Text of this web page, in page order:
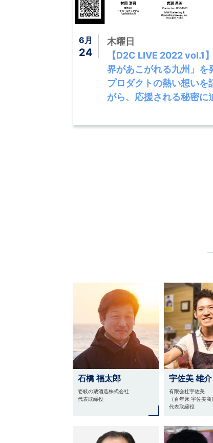
6月
24
木曜日
【D2C LIVE 2022 vol.1
界があこがれる九州」を
プロダクトの熱い想いを
がら、応援される秘密に
石橋 福太郎
壱岐の蔵酒造株式会社
代表取締役
宇佐美 雄介
有限会社宇佐美
（百年床 宇佐美商
代表取締役